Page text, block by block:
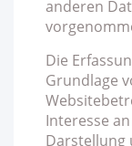
anderen
Die
Grundlage
Interesse
Darstellung